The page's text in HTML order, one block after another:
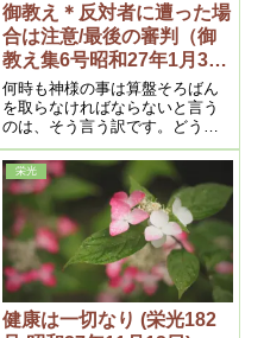
御教え＊反対者に遭った場
合は注意/最後の審判（御
教え集6号昭和27年1月3日
③）
何時も神様の事は算盤そろばん
を取らなければならないと言う
のは、そう言う訳です。どうし
ても、大乗は小悪を伴うんで
す。大愛でいっても、少しの悪
はどうも止むを得ない。ですか
ら、多く助け様と思って、利他
愛でやった処で、少しは――随
分、情けないと思う様な人もあ
りますが、大局から見て有利の
方をやっていくより仕方がな
い。それでないと、かえって神
様の御神意に適わない事にな
栄光
健康は一切なり (栄光182